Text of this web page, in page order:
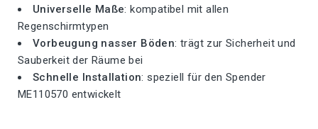
Universelle Maße: kompatibel mit allen
Regenschirmtypen
Vorbeugung nasser Böden: trägt zur Sicherheit und
Sauberkeit der Räume bei
Schnelle Installation: speziell für den Spender
ME110570 entwickelt